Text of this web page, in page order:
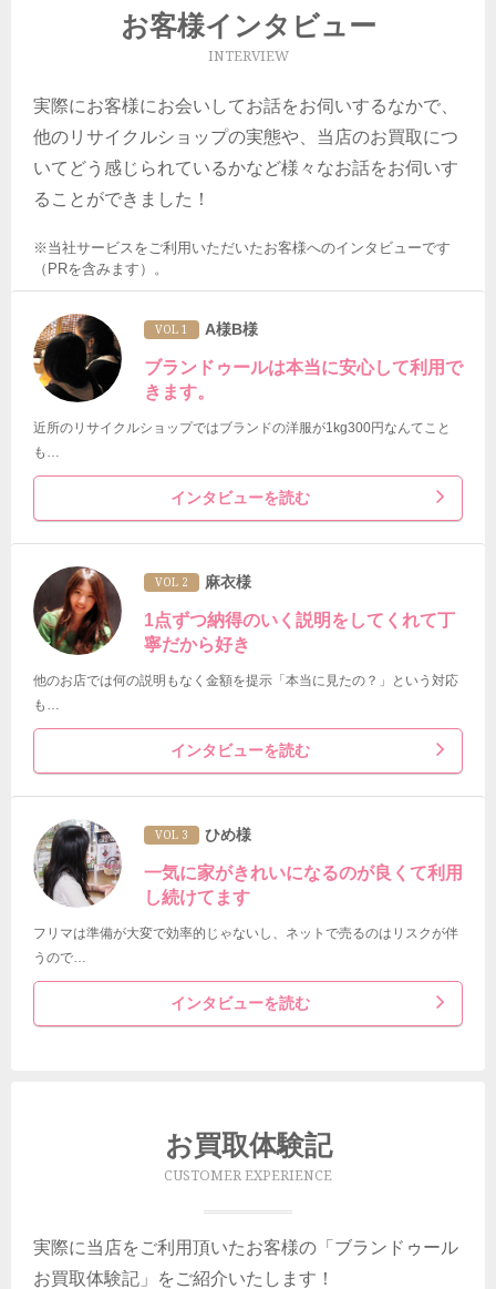
お客様インタビュー
INTERVIEW
実際にお客様にお会いしてお話をお伺いするなかで、
他のリサイクルショップの実態や、当店のお買取につ
いてどう感じられているかなど様々なお話をお伺いす
ることができました！
※当社サービスをご利用いただいたお客様へのインタビューです
（PRを含みます）。
VOL 1 A様B様
ブランドゥールは本当に安心して利用で
きます。
近所のリサイクルショップではブランドの洋服が1kg300円なんてこと
も…
インタビューを読む
VOL 2 麻衣様
1点ずつ納得のいく説明をしてくれて丁
寧だから好き
他のお店では何の説明もなく金額を提示「本当に見たの？」という対応
も…
インタビューを読む
VOL 3 ひめ様
一気に家がきれいになるのが良くて利用
し続けてます
フリマは準備が大変で効率的じゃないし、ネットで売るのはリスクが伴
うので…
インタビューを読む
お買取体験記
CUSTOMER EXPERIENCE
実際に当店をご利用頂いたお客様の「ブランドゥール
お買取体験記」をご紹介いたします！